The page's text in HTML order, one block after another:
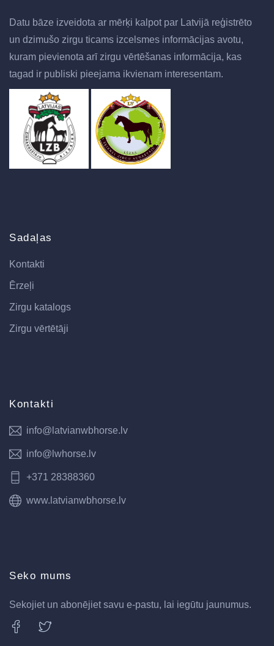
Datu bāze izveidota ar mērķi kalpot par Latvijā reģistrēto
un dzimušo zirgu ticams izcelsmes informācijas avotu,
kuram pievienota arī zirgu vērtēšanas informācija, kas
tagad ir publiski pieejama ikvienam interesentam.
Sadaļas
Kontakti
Ērzeļi
Zirgu katalogs
Zirgu vērtētāji
Kontakti
info@latvianwbhorse.lv
info@lwhorse.lv
+371 28388360
www.latvianwbhorse.lv
Seko mums
Sekojiet un abonējiet savu e-pastu, lai iegūtu jaunumus.